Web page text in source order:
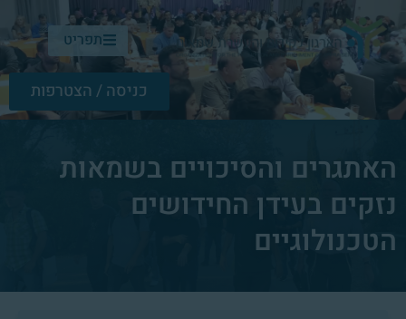
תפריט
כניסה / הצטרפות
האתגרים והסיכויים בשמאות
נזקים בעידן החידושים
הטכנולוגיים